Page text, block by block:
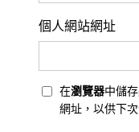
個人網站網址
在瀏覽器中儲
網址，以供下